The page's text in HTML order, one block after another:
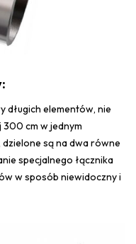
długich elementów, nie
300 cm w jednym
dzielone są na dwa równe
specjalnego łącznika
w sposób niewidoczny i